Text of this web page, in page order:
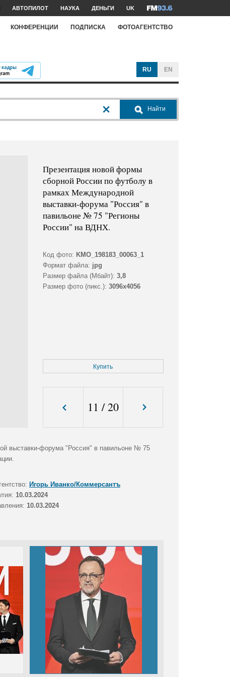
АВТОПИЛОТ НАУКА ДЕНЬГИ UK
КОНФЕРЕНЦИИ ПОДПИСКА ФОТОАГЕНТСТВО
RU EN
Найти
Презентация новой формы
сборной России по футболу в
рамках Международной
выставки-форума "Россия" в
павильоне № 75 "Регионы
России" на ВДНХ.
Код фото: KMO_198183_00063_1
Формат файла: jpg
Размер файла (Мбайт): 3,8
Размер фото (пикс.): 3096x4056
Купить
11 /20
выставки-форума "Россия" в павильоне № 75
Игорь Иванко/Коммерсантъ
10.03.2024
10.03.2024